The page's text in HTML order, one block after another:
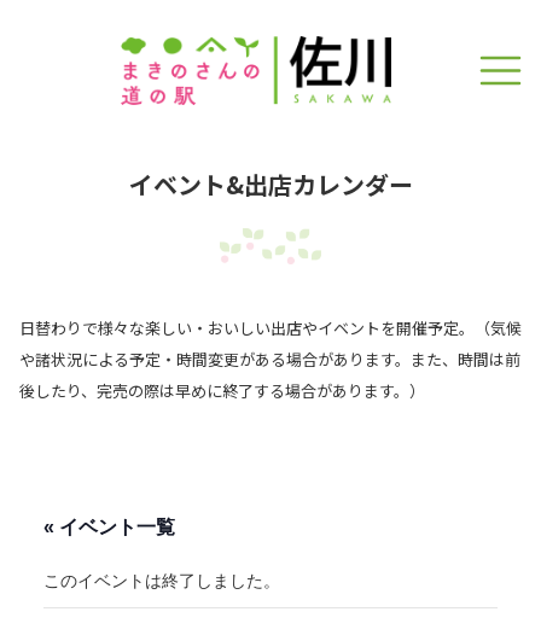
イベント&出店カレンダー
日替わりで様々な楽しい・おいしい出店やイベントを開催予定。（気候
や諸状況による予定・時間変更がある場合があります。また、時間は前
後したり、完売の際は早めに終了する場合があります。）
« イベント一覧
このイベントは終了しました。